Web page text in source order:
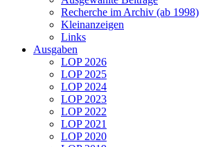
Recherche im Archiv (ab 1998)
Kleinanzeigen
Links
Ausgaben
LOP 2026
LOP 2025
LOP 2024
LOP 2023
LOP 2022
LOP 2021
LOP 2020